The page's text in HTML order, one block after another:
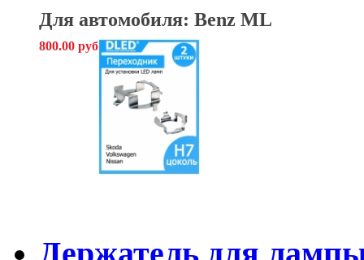
Для автомобиля: Benz ML
800.00 руб